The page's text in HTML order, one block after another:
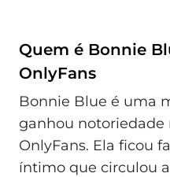
Quem é Bonnie
OnlyFans
Bonnie Blue é uma
ganhou notoriedade
OnlyFans. Ela ficou
íntimo que circulou